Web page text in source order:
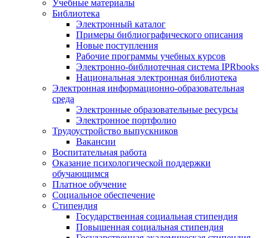
Учебные материалы
Библиотека
Электронный каталог
Примеры библиографического описания
Новые поступления
Рабочие программы учебных курсов
Электронно-библиотечная система IPRbooks
Национальная электронная библиотека
Электронная информационно-образовательная
среда
Электронные образовательные ресурсы
Электронное портфолио
Трудоустройство выпускников
Вакансии
Воспитательная работа
Оказание психологической поддержки
обучающимся
Платное обучение
Социальное обеспечение
Стипендия
Государственная социальная стипендия
Повышенная социальная стипендия